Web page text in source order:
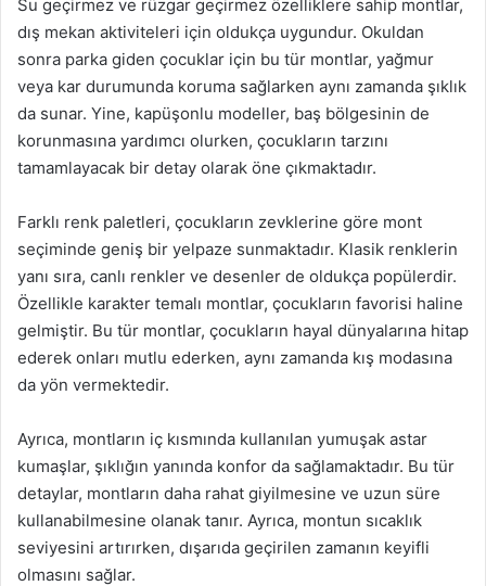
Su geçirmez ve rüzgar geçirmez özelliklere sahip montlar,
dış mekan aktiviteleri için oldukça uygundur. Okuldan
sonra parka giden çocuklar için bu tür montlar, yağmur
veya kar durumunda koruma sağlarken aynı zamanda şıklık
da sunar. Yine, kapüşonlu modeller, baş bölgesinin de
korunmasına yardımcı olurken, çocukların tarzını
tamamlayacak bir detay olarak öne çıkmaktadır.
Farklı renk paletleri, çocukların zevklerine göre mont
seçiminde geniş bir yelpaze sunmaktadır. Klasik renklerin
yanı sıra, canlı renkler ve desenler de oldukça popülerdir.
Özellikle karakter temalı montlar, çocukların favorisi haline
gelmiştir. Bu tür montlar, çocukların hayal dünyalarına hitap
ederek onları mutlu ederken, aynı zamanda kış modasına
da yön vermektedir.
Ayrıca, montların iç kısmında kullanılan yumuşak astar
kumaşlar, şıklığın yanında konfor da sağlamaktadır. Bu tür
detaylar, montların daha rahat giyilmesine ve uzun süre
kullanabilmesine olanak tanır. Ayrıca, montun sıcaklık
seviyesini artırırken, dışarıda geçirilen zamanın keyifli
olmasını sağlar.